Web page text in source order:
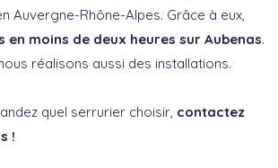
Auvergne-Rhône-Alpes. Grâce à eux,
en moins de deux heures sur Aubenas.
réalisons aussi des installations.
quel serrurier choisir, contactez
!